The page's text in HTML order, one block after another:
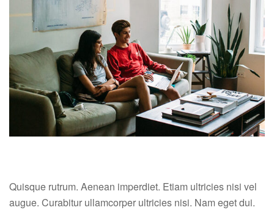
Quisque rutrum. Aenean imperdiet. Etiam ultricies nisi vel
augue. Curabitur ullamcorper ultricies nisi. Nam eget dui.